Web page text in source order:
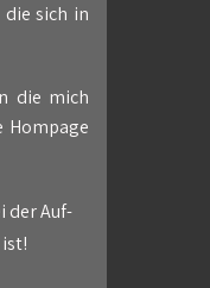
sich in
die mich
der Auf-